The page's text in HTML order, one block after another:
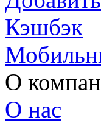
Кэшбэк
О
О нас